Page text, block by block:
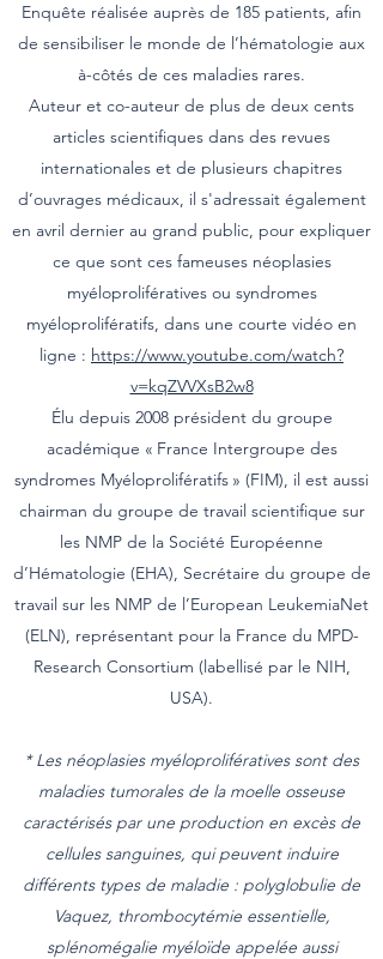
Enquête réalisée auprès de 185 patients, afin
de sensibiliser le monde de l’hématologie aux
à-côtés de ces maladies rares.
Auteur et co-auteur de plus de deux cents
articles scientifiques dans des revues
internationales et de plusieurs chapitres
d’ouvrages médicaux, il s'adressait également
en avril dernier au grand public, pour expliquer
ce que sont ces fameuses néoplasies
myéloprolifératives ou syndromes
myéloprolifératifs, dans une courte vidéo en
ligne : https://www.youtube.com/watch?
v=kqZVVXsB2w8
Élu depuis 2008 président du groupe
académique « France Intergroupe des
syndromes Myéloprolifératifs » (FIM), il est aussi
chairman du groupe de travail scientifique sur
les NMP de la Société Européenne
d’Hématologie (EHA), Secrétaire du groupe de
travail sur les NMP de l’European LeukemiaNet
(ELN), représentant pour la France du MPD-
Research Consortium (labellisé par le NIH,
USA).
* Les néoplasies myéloprolifératives sont des
maladies tumorales de la moelle osseuse
caractérisés par une production en excès de
cellules sanguines, qui peuvent induire
différents types de maladie : polyglobulie de
Vaquez, thrombocytémie essentielle,
splénomégalie myéloïde appelée aussi